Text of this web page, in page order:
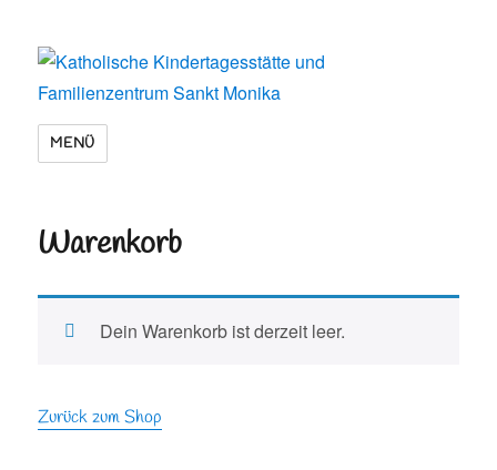
Katholische Kindertagesstätte und
Familienzentrum Sankt Monika
MENÜ
Warenkorb
Dein Warenkorb ist derzeit leer.
Zurück zum Shop